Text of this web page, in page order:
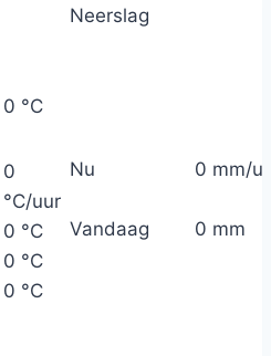
Neerslag
0 °C
0
°C/uur
0 °C
0 °C
0 °C
Nu
Vandaag
0 mm/u
0 mm